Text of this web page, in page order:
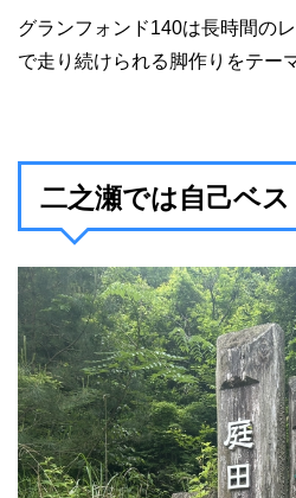
グランフォンド140は長時間の
で走り続けられる脚作りをテー
二之瀬では自己ベ